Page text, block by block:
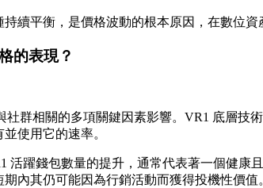
續平衡，是價格波動的根本原因，在數位資
的表現？
社群相關的多項關鍵因素影響。VR1 底層技
使用它的速率。
活躍錢包數量的提升，通常代表著一個健
內其仍可能因為行銷活動而獲得投機性價值